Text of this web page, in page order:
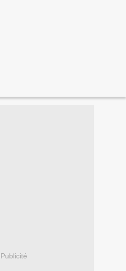
Publicité